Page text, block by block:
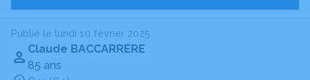
Publié le lundi 10 février 2025
Claude BACCARRERE
85 ans